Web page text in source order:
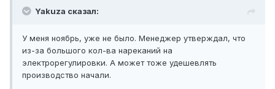
Yakuza сказал:
У меня ноябрь, уже не было. Менеджер утверждал, что
из-за большого кол-ва нареканий на
электрорегулировки. А может тоже удешевлять
производство начали.